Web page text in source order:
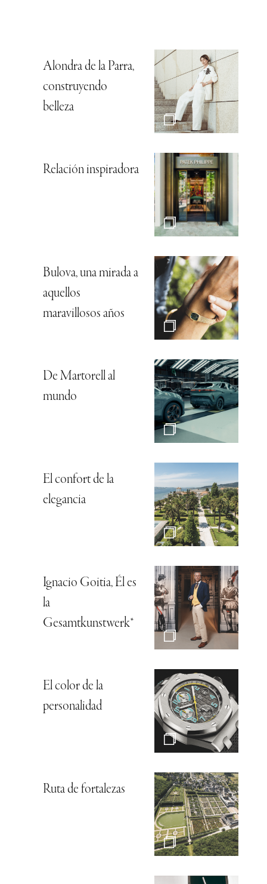
Alondra de la Parra,
construyendo
belleza
Relación inspiradora
Bulova, una mirada a
aquellos
maravillosos años
De Martorell al
mundo
El confort de la
elegancia
Ignacio Goitia, Él es
la
Gesamtkunstwerk*
El color de la
personalidad
Ruta de fortalezas